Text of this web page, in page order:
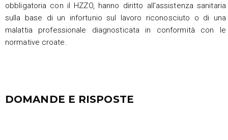
obbligatoria con il HZZO, hanno diritto all’assistenza sanitaria
sulla base di un infortunio sul lavoro riconosciuto o di una
malattia professionale diagnosticata in conformità con le
normative croate.
DOMANDE E RISPOSTE